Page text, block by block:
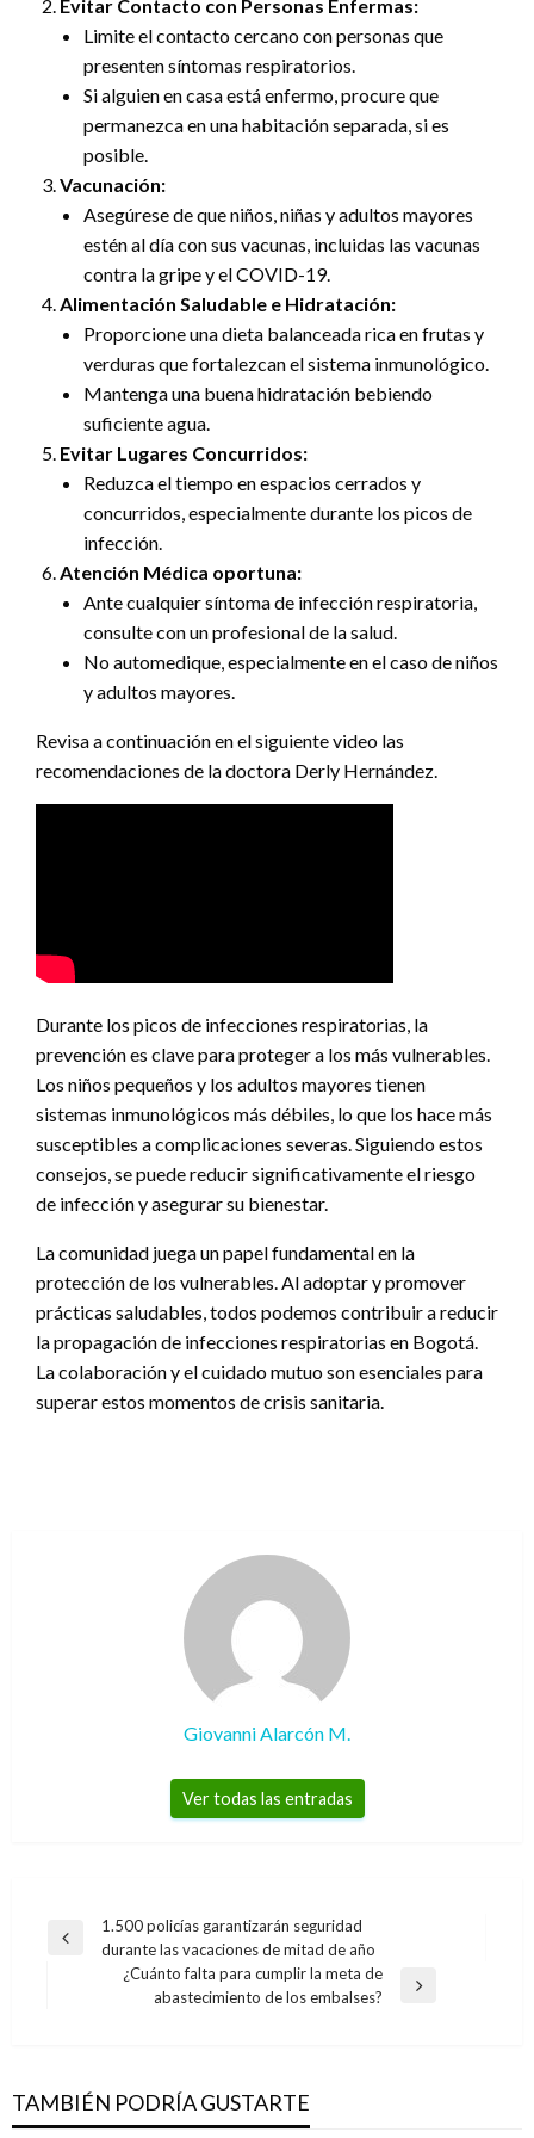
Evitar Contacto con Personas Enfermas:
Limite el contacto cercano con personas que
presenten síntomas respiratorios.
Si alguien en casa está enfermo, procure que
permanezca en una habitación separada, si es
posible.
Vacunación:
Asegúrese de que niños, niñas y adultos mayores
estén al día con sus vacunas, incluidas las vacunas
contra la gripe y el COVID-19.
Alimentación Saludable e Hidratación:
Proporcione una dieta balanceada rica en frutas y
verduras que fortalezcan el sistema inmunológico.
Mantenga una buena hidratación bebiendo
suficiente agua.
Evitar Lugares Concurridos:
Reduzca el tiempo en espacios cerrados y
concurridos, especialmente durante los picos de
infección.
Atención Médica oportuna:
Ante cualquier síntoma de infección respiratoria,
consulte con un profesional de la salud.
No automedique, especialmente en el caso de niños
y adultos mayores.
Revisa a continuación en el siguiente video las
recomendaciones de la doctora Derly Hernández.
Durante los picos de infecciones respiratorias, la
prevención es clave para proteger a los más vulnerables.
Los niños pequeños y los adultos mayores tienen
sistemas inmunológicos más débiles, lo que los hace más
susceptibles a complicaciones severas. Siguiendo estos
consejos, se puede reducir significativamente el riesgo
de infección y asegurar su bienestar.
La comunidad juega un papel fundamental en la
protección de los vulnerables. Al adoptar y promover
prácticas saludables, todos podemos contribuir a reducir
la propagación de infecciones respiratorias en Bogotá.
La colaboración y el cuidado mutuo son esenciales para
superar estos momentos de crisis sanitaria.
Giovanni Alarcón M.
Ver todas las entradas
Navegación
Entrada
1.500 policías garantizarán seguridad
durante las vacaciones de mitad de año
¿Cuánto falta para cumplir la meta de
abastecimiento de los embalses?
TAMBIÉN PODRÍA GUSTARTE
anunció que recogió el 100% de las firmas
Andres Felipe Gama miércoles abril 12, 2017